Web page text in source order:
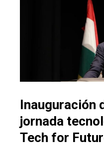
Inauguración
jornada
Tech for